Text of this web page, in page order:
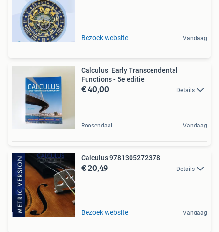
Bezoek website Vandaag
Calculus: Early Transcendental
Functions - 5e editie
€ 40,00 Details
Roosendaal Vandaag
Calculus 9781305272378
€ 20,49 Details
Bezoek website Vandaag